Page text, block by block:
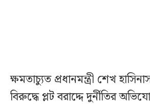
ক্ষমতাচ্যুত প্রধানমন্ত্রী শেখ
বিরুদ্ধে প্লট বরাদ্দে দুর্নীতির